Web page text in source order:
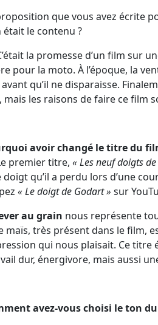
que vous avez écrite
était le contenu ?
la promesse d’un film sur
pour la moto. À l’époque, la
qu’il ne disparaisse.
mais les raisons de faire ce film
avoir changé le titre du
premier titre, « Les neuf doigts
qu’il a perdu lors d’une
« Le doigt de Godart » sur
au grain nous représente
maïs, très présent dans le film,
qui nous plaisait. Ce
dur, énergivore, mais aussi
avez-vous choisi le ton